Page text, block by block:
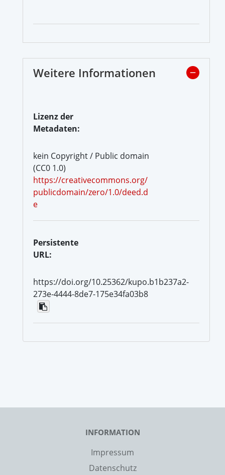
Weitere Informationen
Lizenz der
Metadaten:
kein Copyright / Public domain
(CC0 1.0)
https://creativecommons.org/
publicdomain/zero/1.0/deed.d
e
Persistente
URL:
https://doi.org/10.25362/kupo.b1b237a2-
273e-4444-8de7-175e34fa03b8
INFORMATION
Impressum
Datenschutz